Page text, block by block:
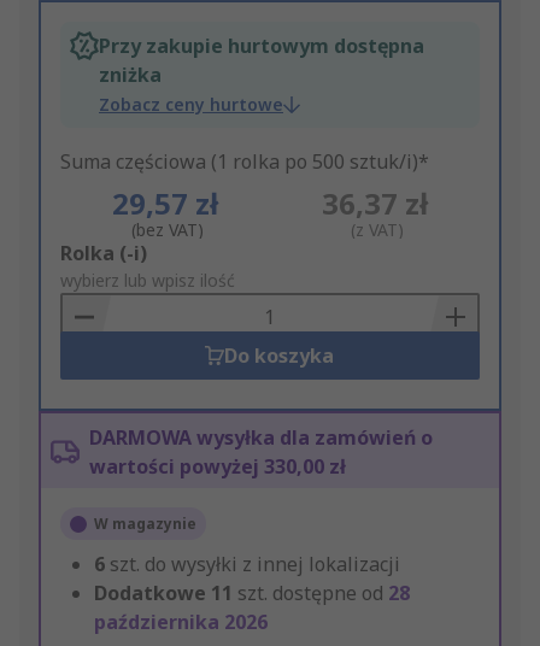
Przy zakupie hurtowym dostępna
zniżka
Zobacz ceny hurtowe
Suma częściowa (1 rolka po 500 sztuk/i)*
29,57 zł
(bez VAT)
36,37 zł
(z VAT)
Add
to
Basket
Rolka (-i)
wybierz lub wpisz ilość
Do koszyka
DARMOWA wysyłka dla zamówień o
wartości powyżej 330,00 zł
W magazynie
6 szt. do wysyłki z innej lokalizacji
Dodatkowe 11 szt. dostępne od 28
października 2026